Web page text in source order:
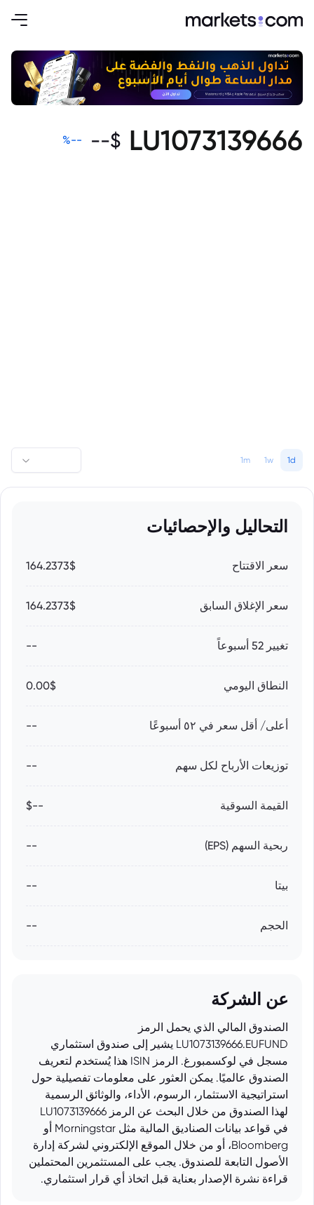
LU1073139666
$
--
--
%
1d
1w
1m
التحاليل والإحصائيات
سعر الاقتتاح 164.2373$
سعر الإغلاق السابق 164.2373$
تغيير 52 أسبوعاً --
النطاق اليومي 0.00$
أعلى/ أقل سعر في ٥٢ أسبوعًا --
توزيعات الأرباح لكل سهم --
القيمة السوقية --$
ربحية السهم (EPS) --
بيتا --
الحجم --
عن الشركة
الصندوق المالي الذي يحمل الرمز
LU1073139666.EUFUND يشير إلى صندوق استثماري
مسجل في لوكسمبورغ. الرمز ISIN هذا يُستخدم لتعريف
الصندوق عالميًا. يمكن العثور على معلومات تفصيلية حول
استراتيجية الاستثمار، الرسوم، الأداء، والوثائق الرسمية
لهذا الصندوق من خلال البحث عن الرمز LU1073139666
في قواعد بيانات الصناديق المالية مثل Morningstar أو
Bloomberg، أو من خلال الموقع الإلكتروني لشركة إدارة
الأصول التابعة للصندوق. يجب على المستثمرين المحتملين
قراءة نشرة الإصدار بعناية قبل اتخاذ أي قرار استثماري.